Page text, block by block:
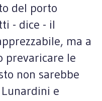
del porto
- dice - il
ma a
prevaricare le
non sarebbe
e